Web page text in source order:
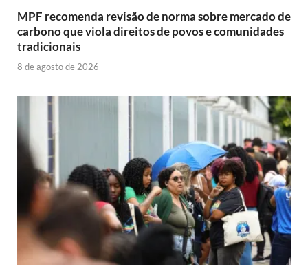
MPF recomenda revisão de norma sobre mercado de
carbono que viola direitos de povos e comunidades
tradicionais
8 de agosto de 2026